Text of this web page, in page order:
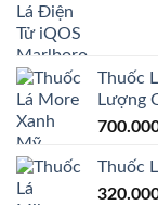
Thuốc
Lượng
Thuốc